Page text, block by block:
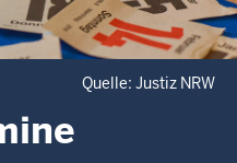
Quelle: Justiz NRW